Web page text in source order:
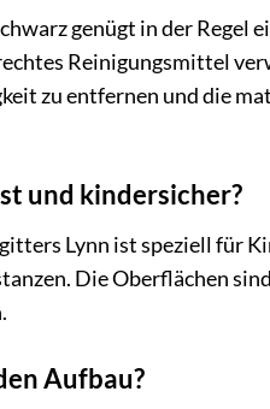
genügt in der Regel
Reinigungsmittel
zu entfernen und die
und kindersicher?
Lynn ist speziell für
Die Oberflächen
Aufbau?